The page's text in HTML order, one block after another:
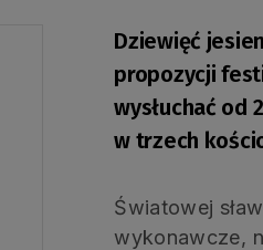
Dziewięć
propozycji
wysłuchać od
w trzech
Światowej
wykonawcze,